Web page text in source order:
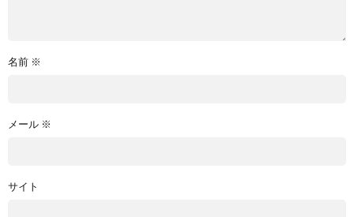
名前 ※
メール ※
サイト